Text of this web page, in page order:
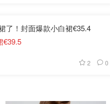
了！封面爆款小白裙€35.4
€39.5
2 0